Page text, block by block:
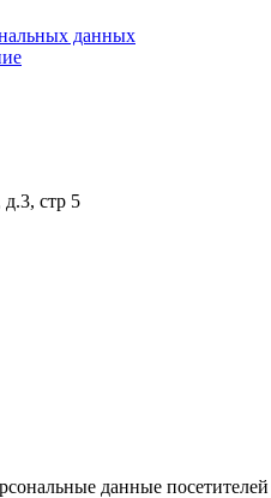
данных
стр 5
данные посетителей